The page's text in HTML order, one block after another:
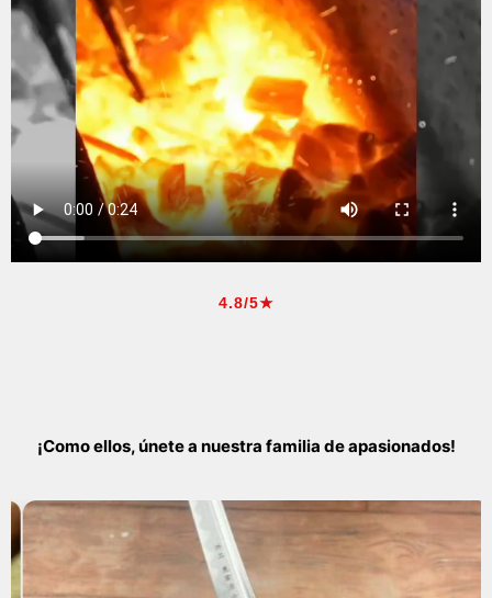
4.8/5★
¡Como ellos, únete a nuestra familia de apasionados!